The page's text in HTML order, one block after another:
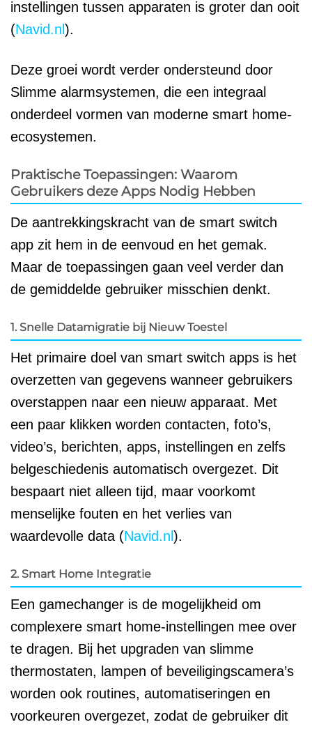
instellingen tussen apparaten is groter dan ooit
(Navid.nl ).
Deze groei wordt verder ondersteund door
Slimme alarmsystemen, die een integraal
onderdeel vormen van moderne smart home-
ecosystemen.
Praktische Toepassingen: Waarom
Gebruikers deze Apps Nodig Hebben
De aantrekkingskracht van de smart switch
app zit hem in de eenvoud en het gemak.
Maar de toepassingen gaan veel verder dan
de gemiddelde gebruiker misschien denkt.
1. Snelle Datamigratie bij Nieuw Toestel
Het primaire doel van smart switch apps is het
overzetten van gegevens wanneer gebruikers
overstappen naar een nieuw apparaat. Met
een paar klikken worden contacten, foto’s,
video’s, berichten, apps, instellingen en zelfs
belgeschiedenis automatisch overgezet. Dit
bespaart niet alleen tijd, maar voorkomt
menselijke fouten en het verlies van
waardevolle data (Navid.nl).
2. Smart Home Integratie
Een gamechanger is de mogelijkheid om
complexere smart home-instellingen mee over
te dragen. Bij het upgraden van slimme
thermostaten, lampen of beveiligingscamera’s
worden ook routines, automatiseringen en
voorkeuren overgezet, zodat de gebruiker dit